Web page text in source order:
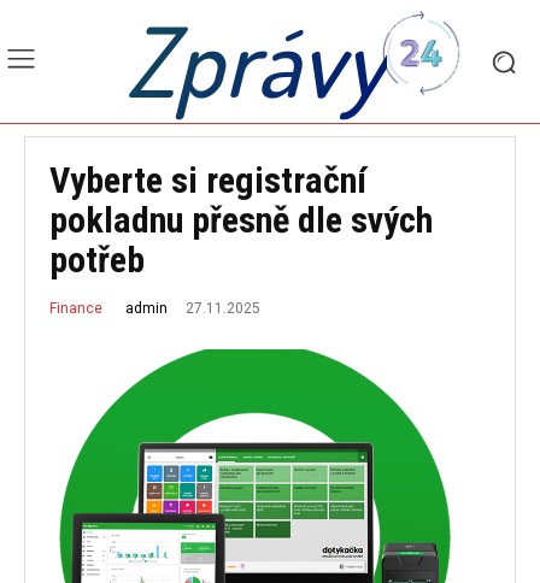
Zprávy
Vyberte si registrační
pokladnu přesně dle svých
potřeb
Finance admin 27.11.2025